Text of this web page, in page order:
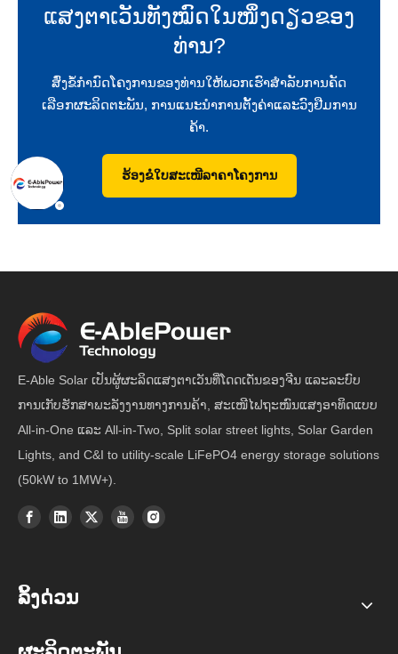
ແສງຕາເວັນທັງໝົດໃນໜຶ່ງດຽວຂອງ
ທ່ານ?
ສົ່ງ​ຂໍ້​ກໍາ​ນົດ​ໂຄງ​ການ​ຂອງ​ທ່ານ​ໃຫ້​ພວກ​ເຮົາ​ສໍາ​ລັບ​ການ​ຄັດ​
ເລືອກ​ຜະ​ລິດ​ຕະ​ພັນ​, ການ​ແນະ​ນໍາ​ການ​ຕັ້ງ​ຄ່າ​ແລະ​ວົງ​ຢືມ​ການ​
ຄ້າ​.
ຮ້ອງຂໍໃບສະເໜີລາຄາໂຄງການ
E-Able Solar ເປັນຜູ້ຜະລິດແສງຕາເວັນທີ່ໂດດເດັ່ນຂອງຈີນ ແລະລະບົບ
ການເກັບຮັກສາພະລັງງານທາງການຄ້າ, ສະເໜີໄຟຖະໜົນແສງອາທິດແບບ
All-in-One ແລະ All-in-Two, Split solar street lights, Solar Garden
Lights, and C&I to utility-scale LiFePO4 energy storage solutions
(50kW to 1MW+).
ລິ້ງດ່ວນ